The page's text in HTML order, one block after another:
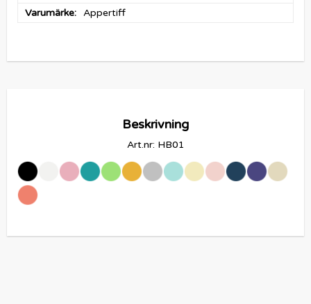
Varumärke
Appertiff
Beskrivning
Art.nr: HB01